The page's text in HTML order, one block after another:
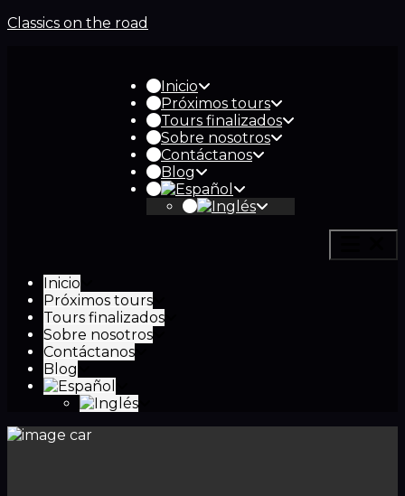
Classics on the road
Inicio
Próximos tours
Tours finalizados
Sobre nosotros
Contáctanos
Blog
Inicio
Próximos tours
Tours finalizados
Sobre nosotros
Contáctanos
Blog